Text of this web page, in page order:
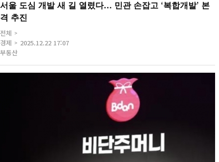
서울 도심 개발 새 길 열렸다… 민관 손잡고 ‘복합개발’ 본
격 추진
전체
경제
부동산
2025.12.22 17:07